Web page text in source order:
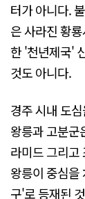
터가 아니다.
은 사라진 황
한 '천년제국'
것도 아니다.
경주 시내 도
왕릉과 고분군
라미드 그리고
왕릉이 중심을
구'로 등재된